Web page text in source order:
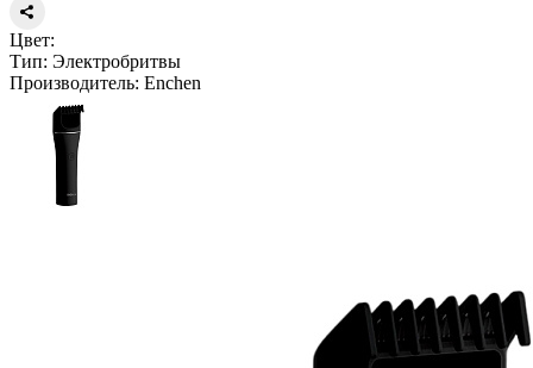
Цвет:
Тип: Электробритвы
Производитель: Enchen